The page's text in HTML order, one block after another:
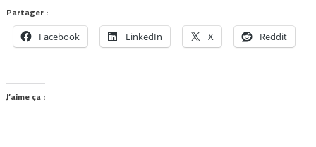
Partager :
Facebook LinkedIn X Reddit
J’aime ça :